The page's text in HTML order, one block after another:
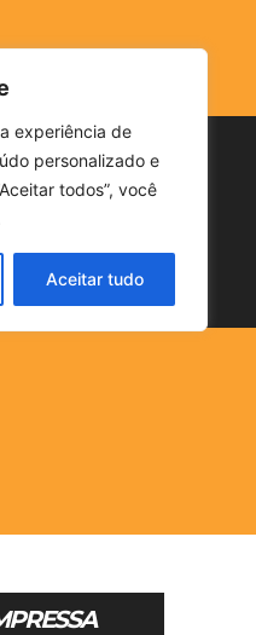
experiência de
personalizado e
todos”, você
Aceitar tudo
ECONOMIA